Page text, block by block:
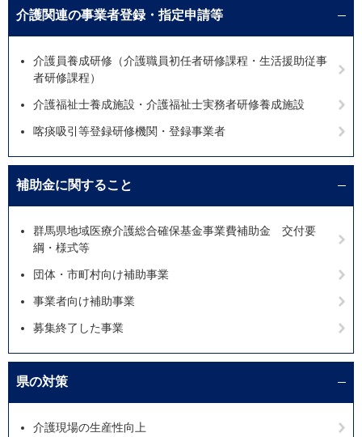
介護関連の事業者登録・指定申請等
介護員養成研修（介護職員初任者研修課程・生活援助従事
者研修課程）
介護福祉士養成施設・介護福祉士実務者研修養成施設
喀痰吸引等登録研修機関・登録事業者
補助金に関すること
群馬県地域医療介護総合確保基金事業費補助金 交付要
綱・様式等
団体・市町村向け補助事業
事業者向け補助事業
募集終了した事業
県の対策
介護現場の生産性向上